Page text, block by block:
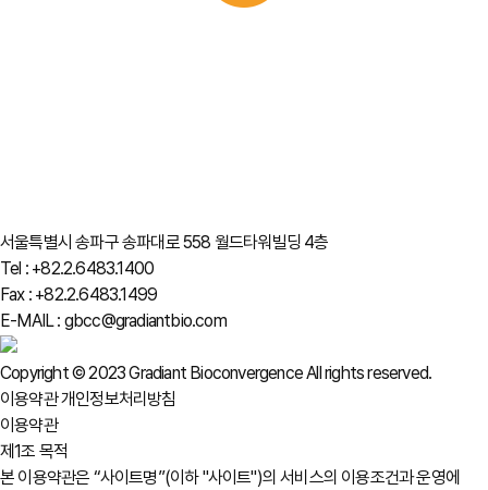
서울특별시 송파구 송파대로 558 월드타워빌딩 4층
Tel : +82.2.6483.1400
Fax : +82.2.6483.1499
E-MAIL : gbcc@gradiantbio.com
Copyright © 2023 Gradiant Bioconvergence All rights reserved.
이용약관개인정보처리방침
이용약관
제1조 목적
본 이용약관은 “사이트명”(이하 "사이트")의 서비스의 이용조건과 운영에